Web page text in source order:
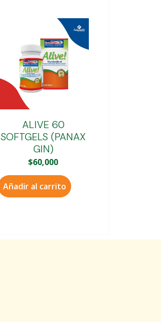
ALIVE 60
SOFTGELS (PANAX
GIN)
$60,000
Añadir al carrito